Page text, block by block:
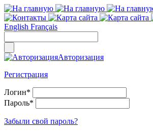
English Français
Авторизация
Регистрация
Логин*
Пароль*
Забыли свой пароль?